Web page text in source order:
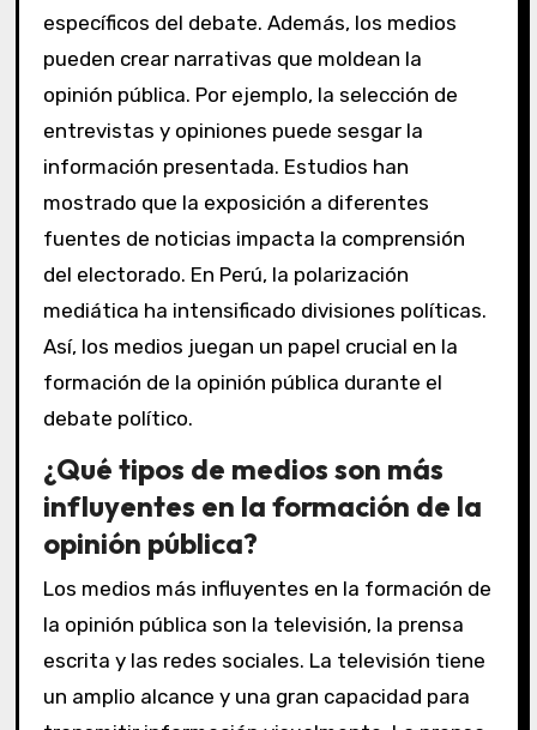
específicos del debate. Además, los medios
pueden crear narrativas que moldean la
opinión pública. Por ejemplo, la selección de
entrevistas y opiniones puede sesgar la
información presentada. Estudios han
mostrado que la exposición a diferentes
fuentes de noticias impacta la comprensión
del electorado. En Perú, la polarización
mediática ha intensificado divisiones políticas.
Así, los medios juegan un papel crucial en la
formación de la opinión pública durante el
debate político.
¿Qué tipos de medios son más
influyentes en la formación de la
opinión pública?
Los medios más influyentes en la formación de
la opinión pública son la televisión, la prensa
escrita y las redes sociales. La televisión tiene
un amplio alcance y una gran capacidad para